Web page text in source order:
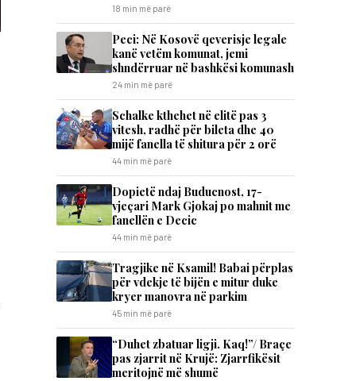
18 min më parë
Peci: Në Kosovë qeverisje legale
kanë vetëm komunat, jemi
shndërruar në bashkësi komunash
24 min më parë
Schalke kthehet në elitë pas 3
vitesh, radhë për bileta dhe 40
mijë fanella të shitura për 2 orë
44 min më parë
Dopietë ndaj Buducnost, 17-
vjeçari Mark Gjokaj po mahnit me
fanellën e Decic
44 min më parë
Tragjike në Ksamil! Babai përplas
për vdekje të bijën e mitur duke
kryer manovra në parkim
45 min më parë
“Duhet zbatuar ligji. Kaq!”/ Braçe
pas zjarrit në Krujë: Zjarrfikësit
meritojnë më shumë